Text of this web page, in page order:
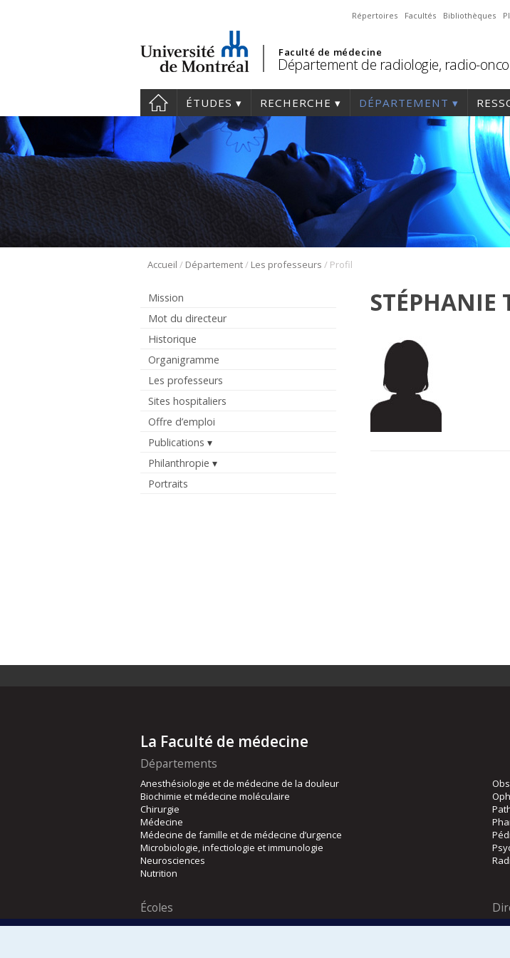
Répertoires Facultés Bibliothèques
Faculté de médecine
Département de radiologie, radio-
ÉTUDES RECHERCHE DÉPARTEMENT
Accueil / Département/ Les professeurs / Profil
Mission
Mot du directeur
Historique
Organigramme
Les professeurs
Sites hospitaliers
Offre d’emploi
Publications
Philanthropie
Portraits
STÉPHANIE
La Faculté de médecine
Départements
Anesthésiologie et de médecine de la douleur
Biochimie et médecine moléculaire
Chirurgie
Médecine
Médecine de famille et de médecine d’urgence
Microbiologie, infectiologie et immunologie
Neurosciences
Nutrition
Écoles
Kinésiologie et des sciences de l’activité physique
DPC